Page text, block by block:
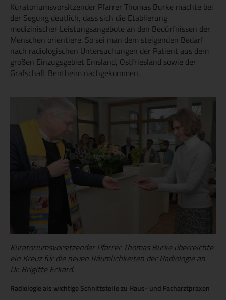
Kuratoriumsvorsitzender Pfarrer Thomas Burke machte bei
der Segung deutlich, dass sich die Etablierung
medizinischer Leistungsangebote an den Bedürfnissen der
Menschen orientiere. So sei man dem steigenden Bedarf
nach radiologischen Untersuchungen der Patient aus dem
großen Einzugsgebiet Emsland, Ostfriesland sowie der
Grafschaft Bentheim nachgekommen.
Kuratoriumsvorsitzender Pfarrer Thomas Burke überreichte
ein Kreuz für die neuen Räumlichkeiten der Radiologie an
Dr. Brigitte Eckard.
Radiologie als wichtige Schnittstelle zu Haus- und Facharztpraxen